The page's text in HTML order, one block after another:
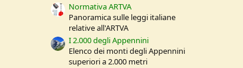
Normativa ARTVA
Panoramica sulle leggi italiane
relative all'ARTVA
I 2.000 degli Appennini
Elenco dei monti degli Appennini
superiori a 2.000 metri